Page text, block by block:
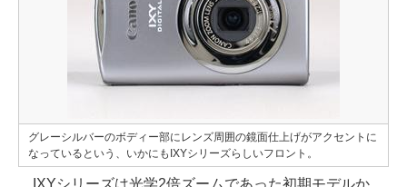
グレーシルバーのボディー部にレンズ周囲の鏡面仕上げがアクセントに
なっているという、いかにもIXYシリーズらしいフロント。
IXYシリーズは光学2倍ズームであった初期モデルか